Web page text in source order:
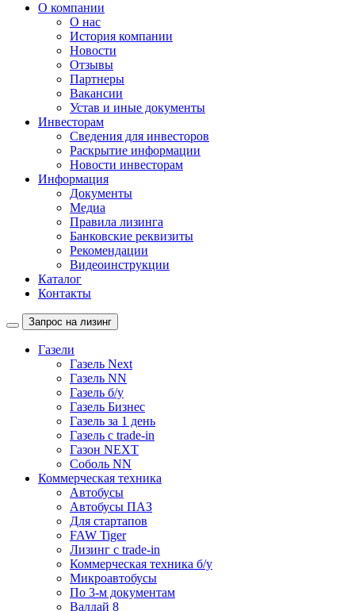
О компании
О нас
История компании
Новости
Отзывы
Партнеры
Вакансии
Устав и иные документы
Инвесторам
Сведения для инвесторов
Раскрытие информации
Новости инвесторам
Информация
Документы
Медиа
Правила лизинга
Банковские реквизиты
Рекомендации
Видеоинструкции
Каталог
Контакты
Запрос на лизинг
Газели
Газель Next
Газель NN
Газель б/у
Газель Бизнес
Газель за 1 день
Газель с trade-in
Газон NEXT
Соболь NN
Коммерческая техника
Автобусы
Автобусы ПАЗ
Для стартапов
FAW Tiger
Лизинг с trade-in
Коммерческая техника б/у
Микроавтобусы
По 3-м документам
Валдай 8